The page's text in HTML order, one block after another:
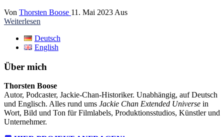
Von Thorsten Boose 11. Mai 2023 Aus
Weiterlesen
Deutsch
English
Über mich
Thorsten Boose
Autor, Podcaster, Jackie-Chan-Historiker. Unabhängig, auf Deutsch
und Englisch. Alles rund ums Jackie Chan Extended Universe in
Wort, Bild und Ton für Filmlabels, Produktionsstudios, Künstler und
Unternehmer.